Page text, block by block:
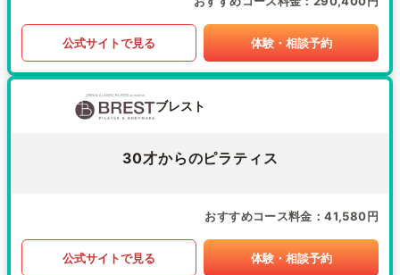
公式サイトで見る 体験・相談予約
ブレスト
30才からのピラティス
おすすめコース料金 41,580円
公式サイトで見る 体験・相談予約